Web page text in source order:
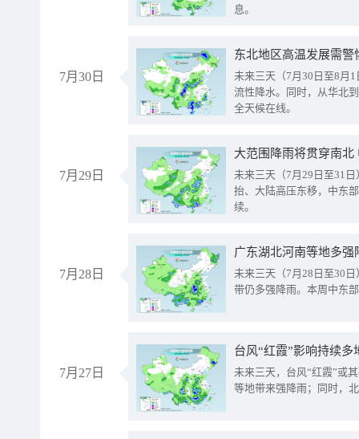
息。
7月30日
东北地区高温发展需
未来三天（7月30日至8月
流性降水。同时，从华北
全天候在线。
7月29日
大范围降雨将贯穿南
未来三天（7月29日至31
抬、大陆高压东移，中东
续。
7月28日
广东湖北河南等地多
未来三天（7月28日至30
带仍多强降雨。本周中东
7月27日
台风“红霞”影响持续
未来三天，台风“红霞”或
等地带来强降雨；同时，